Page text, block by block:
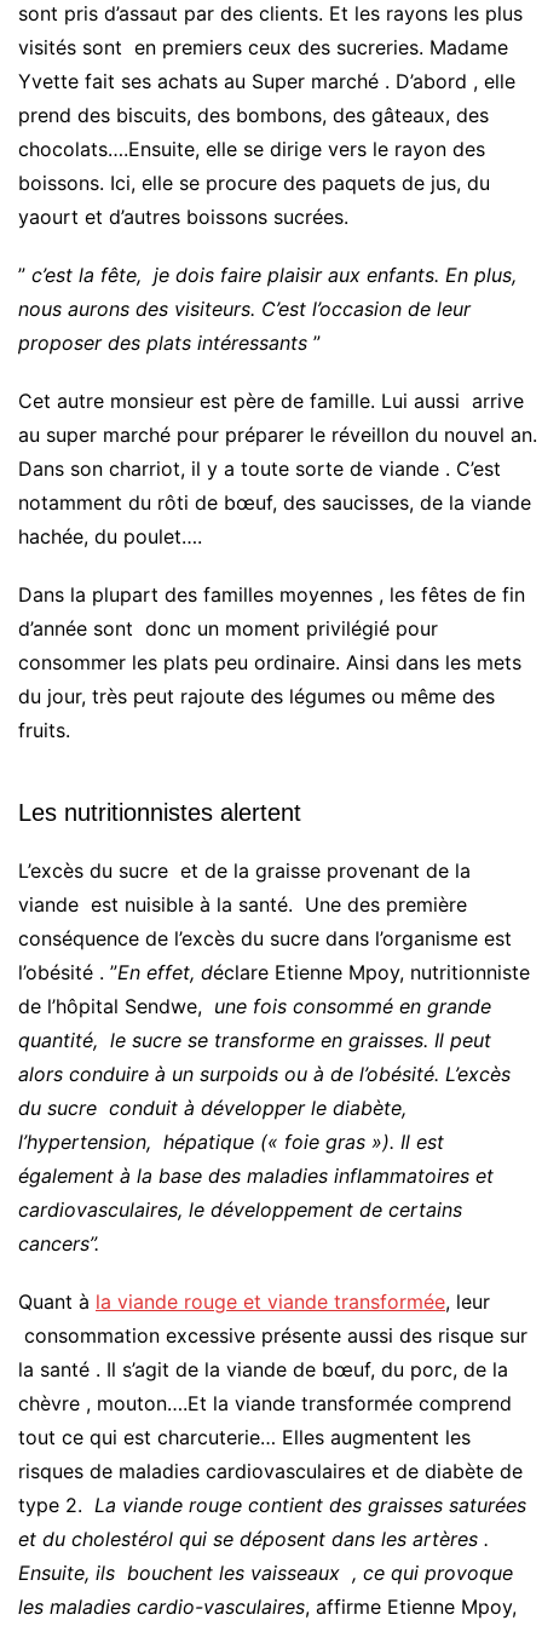
sont pris d’assaut par des clients. Et les rayons les plus
visités sont en premiers ceux des sucreries. Madame
Yvette fait ses achats au Super marché . D’abord , elle
prend des biscuits, des bombons, des gâteaux, des
chocolats….Ensuite, elle se dirige vers le rayon des
boissons. Ici, elle se procure des paquets de jus, du
yaourt et d’autres boissons sucrées.
” c’est la fête, je dois faire plaisir aux enfants. En plus,
nous aurons des visiteurs. C’est l’occasion de leur
proposer des plats intéressants ”
Cet autre monsieur est père de famille. Lui aussi arrive
au super marché pour préparer le réveillon du nouvel an.
Dans son charriot, il y a toute sorte de viande . C’est
notamment du rôti de bœuf, des saucisses, de la viande
hachée, du poulet….
Dans la plupart des familles moyennes , les fêtes de fin
d’année sont donc un moment privilégié pour
consommer les plats peu ordinaire. Ainsi dans les mets
du jour, très peut rajoute des légumes ou même des
fruits.
Les nutritionnistes alertent
L’excès du sucre et de la graisse provenant de la
viande est nuisible à la santé. Une des première
conséquence de l’excès du sucre dans l’organisme est
l’obésité . ”En effet, déclare Etienne Mpoy, nutritionniste
de l’hôpital Sendwe, une fois consommé en grande
quantité, le sucre se transforme en graisses. Il peut
alors conduire à un surpoids ou à de l’obésité. L’excès
du sucre conduit à développer le diabète,
l’hypertension, hépatique (« foie gras »). Il est
également à la base des maladies inflammatoires et
cardiovasculaires, le développement de certains
cancers”.
Quant à la viande rouge et viande transformée, leur
consommation excessive présente aussi des risque sur
la santé . Il s’agit de la viande de bœuf, du porc, de la
chèvre , mouton….Et la viande transformée comprend
tout ce qui est charcuterie… Elles augmentent les
risques de maladies cardiovasculaires et de diabète de
type 2. La viande rouge contient des graisses saturées
et du cholestérol qui se déposent dans les artères .
Ensuite, ils bouchent les vaisseaux , ce qui provoque
les maladies cardio-vasculaires, affirme Etienne Mpoy,